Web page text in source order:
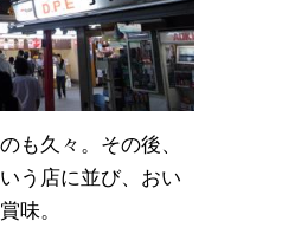
も久々。その後、
う店に並び、おい
味。